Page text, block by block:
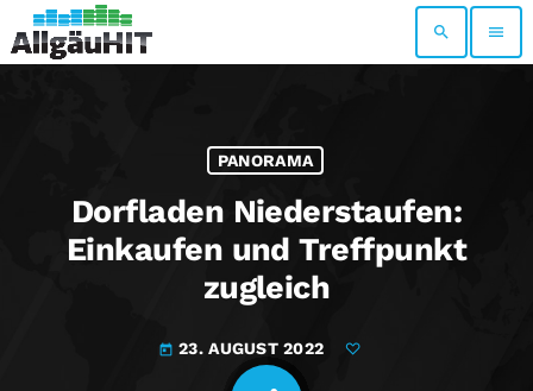
search menu
PANORAMA
Dorfladen Niederstaufen:
Einkaufen und Treffpunkt
zugleich
today 23. AUGUST 2022